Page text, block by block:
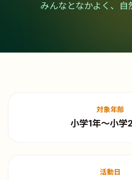
みんなとなかよく、自
対象年齢
小学1年〜小学
活動日